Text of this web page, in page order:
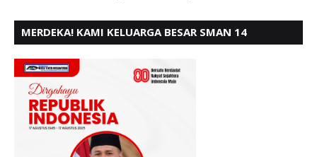
MERDEKA! KAMI KELUARGA BESAR SMAN 14